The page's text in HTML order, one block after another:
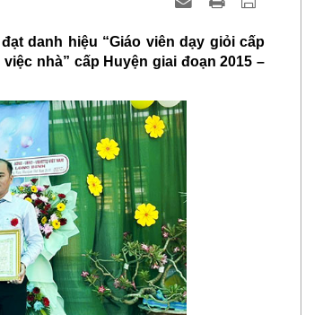
danh hiệu “Giáo viên dạy giỏi cấp
nhà” cấp Huyện giai đoạn 2015 –